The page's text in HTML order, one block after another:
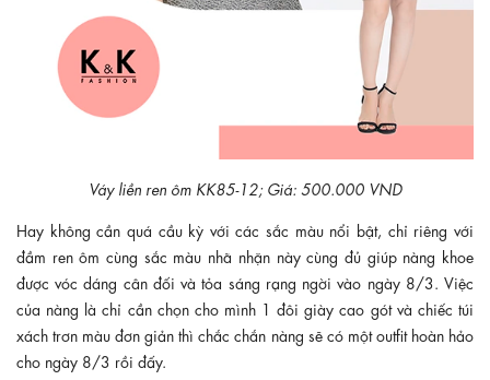
Váy liền ren ôm KK85-12; Giá: 500.000 VND
Hay không cần quá cầu kỳ với các sắc màu nổi bật, chỉ riêng với
đầm ren ôm cùng sắc màu nhã nhặn này cùng đủ giúp nàng khoe
được vóc dáng cân đối và tỏa sáng rạng ngời vào ngày 8/3. Việc
của nàng là chỉ cần chọn cho mình 1 đôi giày cao gót và chiếc túi
xách trơn màu đơn giản thì chắc chắn nàng sẽ có một outfit hoàn hảo
cho ngày 8/3 rồi đấy.